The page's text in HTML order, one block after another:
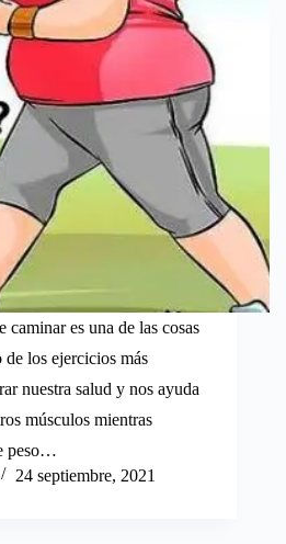
caminar es una de las cosas
los ejercicios más
nuestra salud y nos ayuda
músculos mientras
peso…
24 septiembre, 2021